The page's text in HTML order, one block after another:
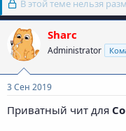
В этой теме нельзя
Sharc
Administrator
3 Сен 2019
Приватный чит для